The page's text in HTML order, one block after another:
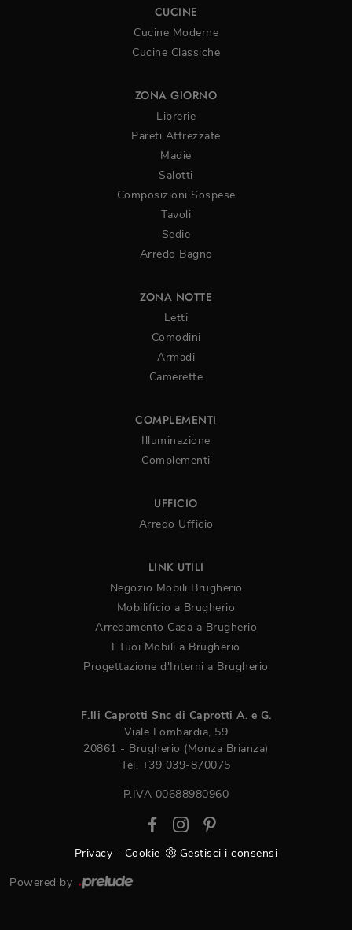
CUCINE
Cucine Moderne
Cucine Classiche
ZONA GIORNO
Librerie
Pareti Attrezzate
Madie
Salotti
Composizioni Sospese
Tavoli
Sedie
Arredo Bagno
ZONA NOTTE
Letti
Comodini
Armadi
Camerette
COMPLEMENTI
Illuminazione
Complementi
UFFICIO
Arredo Ufficio
LINK UTILI
Negozio Mobili Brugherio
Mobilificio a Brugherio
Arredamento Casa a Brugherio
I Tuoi Mobili a Brugherio
Progettazione d'Interni a Brugherio
F.lli Caprotti Snc di Caprotti A. e G.
Viale Lombardia, 59
20861 - Brugherio (Monza Brianza)
Tel. +39 039-870075
P.IVA 00688980960
Privacy - Cookie
Gestisci i consensi
Powered by